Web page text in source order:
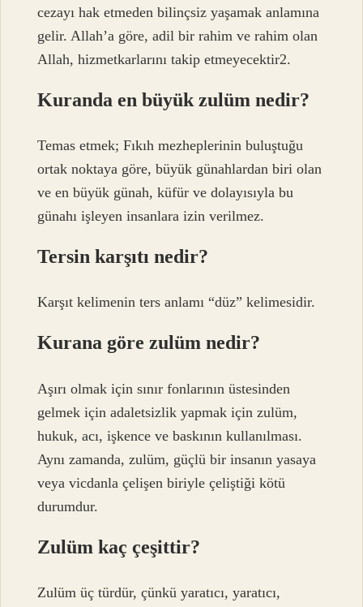
cezayı hak etmeden bilinçsiz yaşamak anlamına
gelir. Allah’a göre, adil bir rahim ve rahim olan
Allah, hizmetkarlarını takip etmeyecektir2.
Kuranda en büyük zulüm nedir?
Temas etmek; Fıkıh mezheplerinin buluştuğu
ortak noktaya göre, büyük günahlardan biri olan
ve en büyük günah, küfür ve dolayısıyla bu
günahı işleyen insanlara izin verilmez.
Tersin karşıtı nedir?
Karşıt kelimenin ters anlamı “düz” kelimesidir.
Kurana göre zulüm nedir?
Aşırı olmak için sınır fonlarının üstesinden
gelmek için adaletsizlik yapmak için zulüm,
hukuk, acı, işkence ve baskının kullanılması.
Aynı zamanda, zulüm, güçlü bir insanın yasaya
veya vicdanla çelişen biriyle çeliştiği kötü
durumdur.
Zulüm kaç çeşittir?
Zulüm üç türdür, çünkü yaratıcı, yaratıcı,